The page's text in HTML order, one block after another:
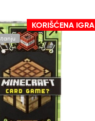
KORIŠĆENA IGRA